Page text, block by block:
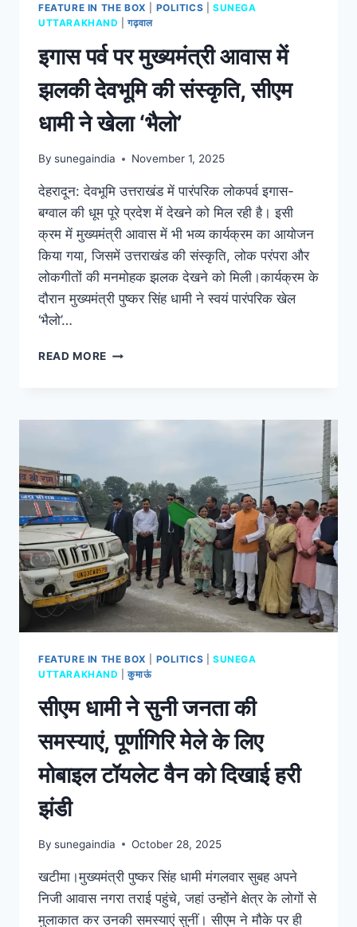
FEATURE IN THE BOX POLITICS |SUNEGA
UTTARAKHAND
|गढ़वाल
इगास पर्व पर मुख्यमंत्री आवास में
झलकी देवभूमि की संस्कृति, सीएम
धामी ने खेला ‘भैलो’
By sunegaindia November 1, 2025
देहरादून: देवभूमि उत्तराखंड में पारंपरिक लोकपर्व इगास-
बग्वाल की धूम पूरे प्रदेश में देखने को मिल रही है। इसी
क्रम में मुख्यमंत्री आवास में भी भव्य कार्यक्रम का आयोजन
किया गया, जिसमें उत्तराखंड की संस्कृति, लोक परंपरा और
लोकगीतों की मनमोहक झलक देखने को मिली।कार्यक्रम के
दौरान मुख्यमंत्री पुष्कर सिंह धामी ने स्वयं पारंपरिक खेल
‘भैलो’…
READ MORE
FEATURE IN THE BOX POLITICS |SUNEGA
UTTARAKHAND
|कुमाऊं
सीएम धामी ने सुनी जनता की
समस्याएं, पूर्णागिरि मेले के लिए
मोबाइल टॉयलेट वैन को दिखाई हरी
झंडी
By sunegaindia October 28, 2025
खटीमा।मुख्यमंत्री पुष्कर सिंह धामी मंगलवार सुबह अपने
निजी आवास नगरा तराई पहुंचे, जहां उन्होंने क्षेत्र के लोगों से
मुलाकात कर उनकी समस्याएं सुनीं। सीएम ने मौके पर ही